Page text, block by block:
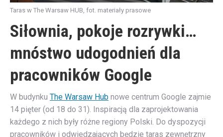
Taras w The Warsaw HUB, fot. materiały prasowe
Siłownia, pokoje rozrywki…
mnóstwo udogodnień dla
pracowników Google
W budynku The Warsaw Hub nowe centrum Google zajmie
14 pięter (od 18 do 31). Inspiracją dla zaprojektowania
każdego z nich były różne regiony Polski. Do dyspozycji
pracowników i odwiedzających będzie taras zewnętrzny